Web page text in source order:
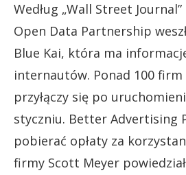
Według „Wall Street
Open Data Partnership
Blue Kai, która ma
internautów. Ponad 100 firm
przyłączy się po
styczniu. Better Advertising
pobierać opłaty za
firmy Scott Meyer